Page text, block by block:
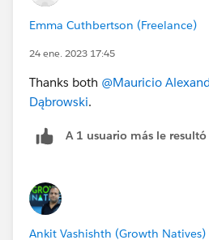
Emma Cuthbertson (Freelance)
24 ene. 2023 17:45
Thanks both @Mauricio
Dąbrowski.
A 1 usuario más le
Ankit Vashishth (Growth Natives)